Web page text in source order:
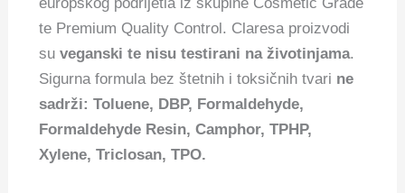
te Premium Quality Control. Claresa proizvodi
suveganski te nisu testirani na životinjama.
Sigurna formula bez štetnih i toksičnih tvari ne
sadrži: Toluene, DBP, Formaldehyde,
Formaldehyde Resin, Camphor, TPHP,
Xylene, Triclosan, TPO.